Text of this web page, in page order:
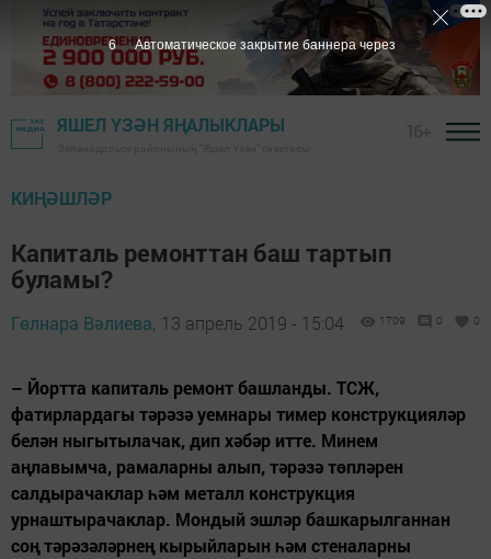
ЯШЕЛ ҮЗӘН ЯҢАЛЫКЛАРЫ
КИҢӘШЛӘР
Капиталь ремонттан баш тартып
буламы?
Гөлнара Вәлиева, 13 апрель 2019 - 15:04 1709 0 0
– Йортта капиталь ремонт башланды. ТСЖ,
фатирлардагы тәрәзә уемнары тимер конструкцияләр
белән ныгытылачак, дип хәбәр итте. Минем
аңлавымча, рамаларны алып, тәрәзә төпләрен
салдырачаклар һәм металл конструкция
урнаштырачаклар. Мондый эшләр башкарылганнан
соң тәрәзәләрнең кырыйларын һәм стеналарны
5 Автоматическое закрытие баннера через